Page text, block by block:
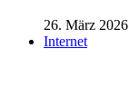
26. März 2026
Internet